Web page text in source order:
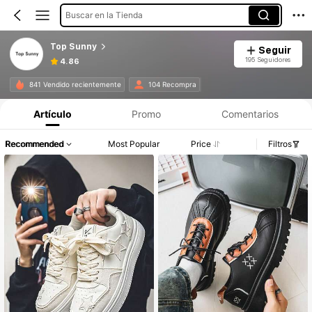
Buscar en la Tienda
Top Sunny
4.86
Seguir
195 Seguidores
841 Vendido recientemente 104 Recompra
Artículo Promo Comentarios
Recommended Most Popular Price Filtros